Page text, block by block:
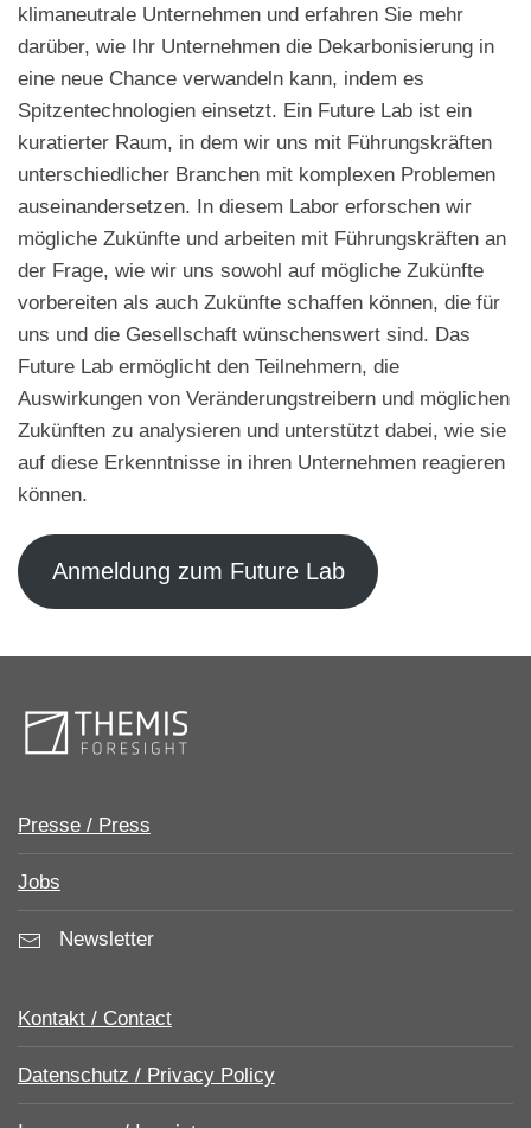
klimaneutrale Unternehmen und erfahren Sie mehr
darüber, wie Ihr Unternehmen die Dekarbonisierung in
eine neue Chance verwandeln kann, indem es
Spitzentechnologien einsetzt. Ein Future Lab ist ein
kuratierter Raum, in dem wir uns mit Führungskräften
unterschiedlicher Branchen mit komplexen Problemen
auseinandersetzen. In diesem Labor erforschen wir
mögliche Zukünfte und arbeiten mit Führungskräften an
der Frage, wie wir uns sowohl auf mögliche Zukünfte
vorbereiten als auch Zukünfte schaffen können, die für
uns und die Gesellschaft wünschenswert sind. Das
Future Lab ermöglicht den Teilnehmern, die
Auswirkungen von Veränderungstreibern und möglichen
Zukünften zu analysieren und unterstützt dabei, wie sie
auf diese Erkenntnisse in ihren Unternehmen reagieren
können.
Anmeldung zum Future Lab
Presse / Press
Jobs
Newsletter
Kontakt / Contact
Datenschutz / Privacy Policy